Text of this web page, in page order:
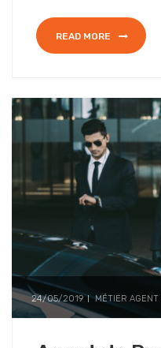
READ MORE
24/05/2019 MÉTIER